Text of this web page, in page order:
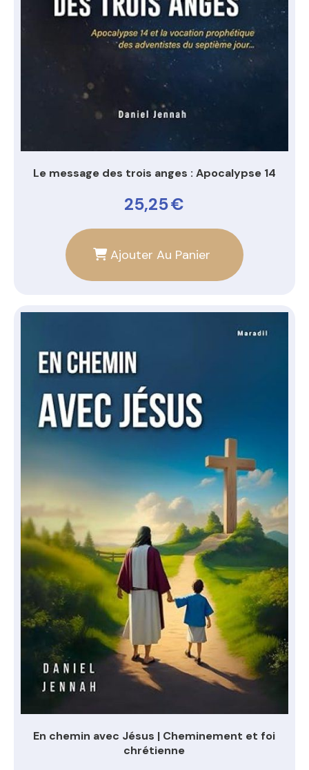
Le message des trois anges : Apocalypse 14
25,25€
Ajouter Au Panier
En chemin avec Jésus | Cheminement et foi
chrétienne